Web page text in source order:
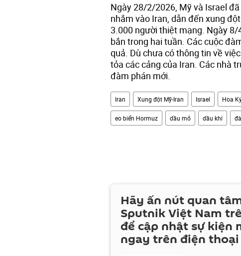
Ngày 28/2/2026, Mỹ và Israel
nhắm vào Iran, dẫn đến xung
3.000 người thiệt mạng. Ngày
bắn trong hai tuần. Các cuộc
quả. Dù chưa có thông tin về
tỏa các cảng của Iran. Các nhà
đàm phán mới.
Iran Xung đột Mỹ-Iran Israel Hoa
eo biển Hormuz dầu mỏ dầu khí
Hãy ấn nút quan
Sputnik Việt Nam
để cập nhật sự kiện
ngay trên điện